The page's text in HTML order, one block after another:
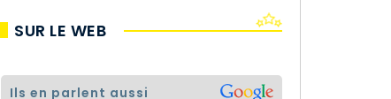
SUR LE WEB
ils en parlent aussi